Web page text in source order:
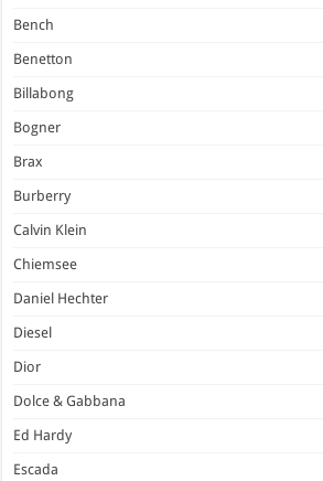
Bench
Benetton
Billabong
Bogner
Brax
Burberry
Calvin Klein
Chiemsee
Daniel Hechter
Diesel
Dior
Dolce & Gabbana
Ed Hardy
Escada